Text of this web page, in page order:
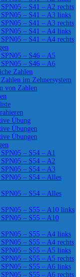
– S41 – A2 rechts
– S41 – A3 links
– S41 – A3 rechts
– S41 – A4 links
– S41 – A4 rechts
– S46 – A5
– S46 – A6
Zahlen
im Zehnersystem
von Zahlen
Übung
Übungen
Übungen
– S54 – A1
– S54 – A2
– S54 – A3
– S54 – Alles
– S54 – Alles
– S55 – A10 links
– S55 – A10
– S55 – A4 links
– S55 – A4 rechts
– S55 – A5 links
– S55 – A5 rechts
– S55 – A6 links
– S55 – A6 rechts